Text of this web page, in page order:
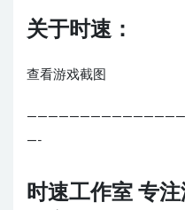
关于时速：
查看游戏截图
—-
时速工作室 专